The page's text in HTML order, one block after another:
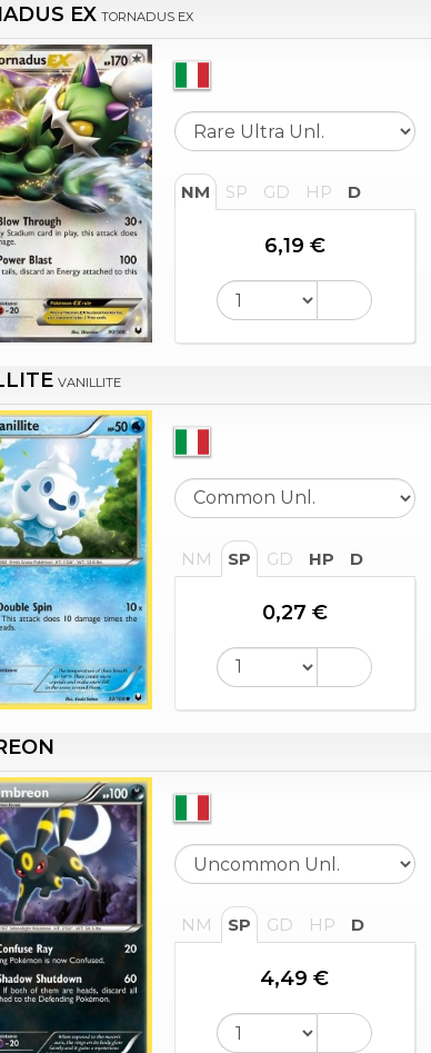
EX TORNADUS EX
NM SP GD HP D
6,19 €
VANILLITE
NM SP GD HP D
0,27 €
NM SP GD HP D
4,49 €